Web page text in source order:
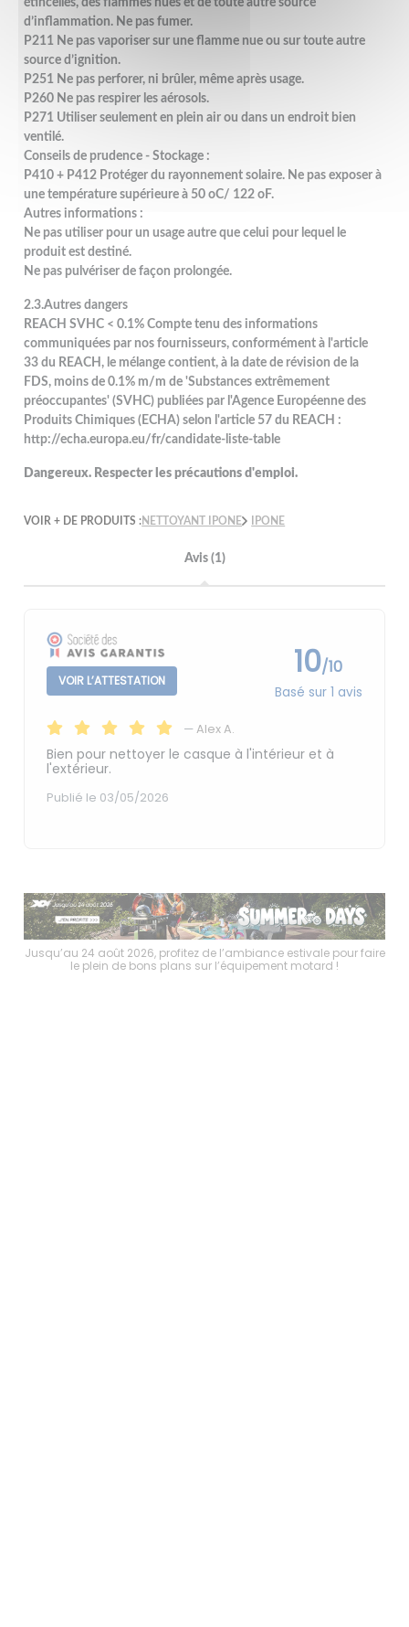
d’inflammation. Ne pas fumer.
P211 Ne pas vaporiser sur une flamme nue ou sur toute autre
source d’ignition.
P251 Ne pas perforer, ni brûler, même après usage.
P260 Ne pas respirer les aérosols.
P271 Utiliser seulement en plein air ou dans un endroit bien
ventilé.
Conseils de prudence - Stockage :
P410 + P412 Protéger du rayonnement solaire. Ne pas exposer à
une température supérieure à 50 oC/ 122 oF.
Autres informations :
Ne pas utiliser pour un usage autre que celui pour lequel le
produit est destiné.
Ne pas pulvériser de façon prolongée.
2.3.Autres dangers
REACH SVHC < 0.1% Compte tenu des informations
communiquées par nos fournisseurs, conformément à l'article
33 du REACH, le mélange contient, à la date de révision de la
FDS, moins de 0.1% m/m de 'Substances extrêmement
préoccupantes' (SVHC) publiées par l'Agence Européenne des
Produits Chimiques (ECHA) selon l'article 57 du REACH :
http://echa.europa.eu/fr/candidate-liste-table
Dangereux. Respecter les précautions d'emploi.
VOIR + DE PRODUITS :NETTOYANT IPONE IPONE
Avis (1)
VOIR L’ATTESTATION 10/10
Basé sur 1 avis
—Alex A.
Bien pour nettoyer le casque à l'intérieur et à
l'extérieur.
Publié le 03/05/2026
Jusqu’au 24 août 2026, profitez de l’ambiance estivale pour faire
le plein de bons plans sur l’équipement motard !